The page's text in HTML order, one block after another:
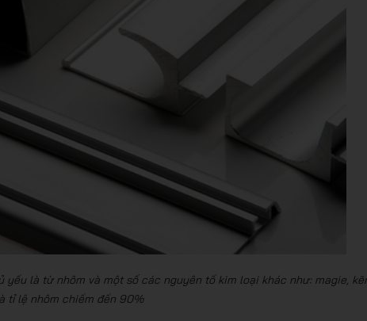
là từ nhôm và một số các nguyên tố kim loại khác như: magie,
tỉ lệ nhôm chiếm đến 90%